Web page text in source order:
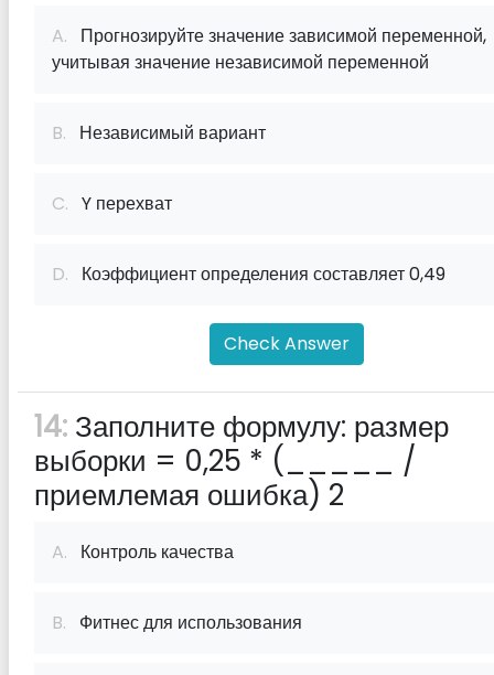
A. Прогнозируйте значение зависимой переменной,
учитывая значение независимой переменной
B. Независимый вариант
C. Y перехват
D. Коэффициент определения составляет 0,49
Check Answer
14: Заполните формулу: размер
выборки = 0,25 * (_____ /
приемлемая ошибка) 2
A. Контроль качества
B. Фитнес для использования